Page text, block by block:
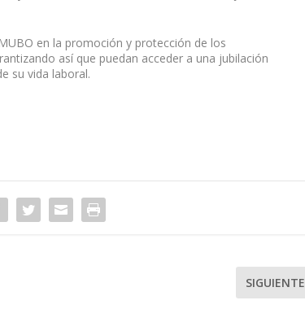
en la promoción y protección de los
así que puedan acceder a una jubilación
su vida laboral.
SIGUIENTE